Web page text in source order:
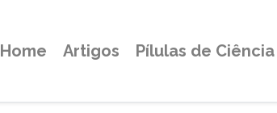
Home Artigos Pílulas de Ciência